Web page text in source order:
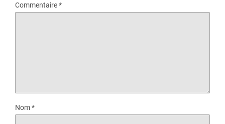
Commentaire*
Nom*